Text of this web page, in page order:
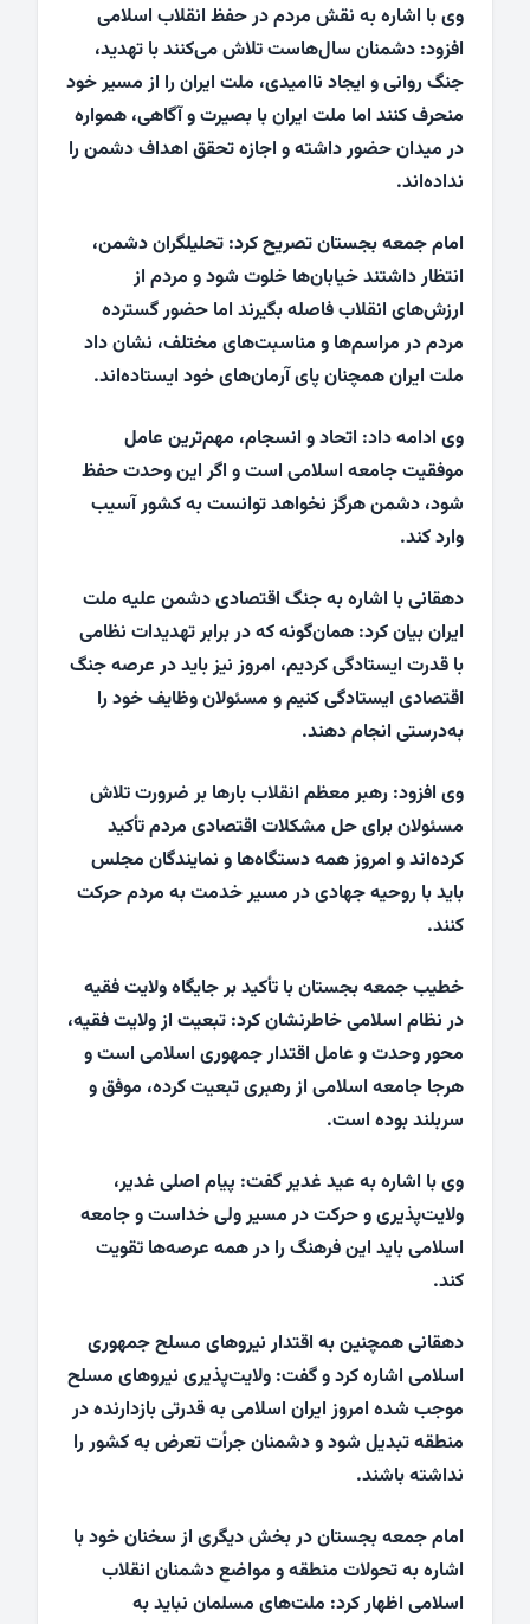
وی با اشاره به نقش مردم در حفظ انقلاب اسلامی
افزود: دشمنان سال‌هاست تلاش می‌کنند با تهدید،
جنگ روانی و ایجاد ناامیدی، ملت ایران را از مسیر خود
منحرف کنند اما ملت ایران با بصیرت و آگاهی، همواره
در میدان حضور داشته و اجازه تحقق اهداف دشمن را
نداده‌اند.
امام جمعه بجستان تصریح کرد: تحلیلگران دشمن،
انتظار داشتند خیابان‌ها خلوت شود و مردم از
ارزش‌های انقلاب فاصله بگیرند اما حضور گسترده
مردم در مراسم‌ها و مناسبت‌های مختلف، نشان داد
ملت ایران همچنان پای آرمان‌های خود ایستاده‌اند.
وی ادامه داد: اتحاد و انسجام، مهم‌ترین عامل
موفقیت جامعه اسلامی است و اگر این وحدت حفظ
شود، دشمن هرگز نخواهد توانست به کشور آسیب
وارد کند.
دهقانی با اشاره به جنگ اقتصادی دشمن علیه ملت
ایران بیان کرد: همان‌گونه که در برابر تهدیدات نظامی
با قدرت ایستادگی کردیم، امروز نیز باید در عرصه جنگ
اقتصادی ایستادگی کنیم و مسئولان وظایف خود را
به‌درستی انجام دهند.
وی افزود: رهبر معظم انقلاب بارها بر ضرورت تلاش
مسئولان برای حل مشکلات اقتصادی مردم تأکید
کرده‌اند و امروز همه دستگاه‌ها و نمایندگان مجلس
باید با روحیه جهادی در مسیر خدمت به مردم حرکت
کنند.
خطیب جمعه بجستان با تأکید بر جایگاه ولایت فقیه
در نظام اسلامی خاطرنشان کرد: تبعیت از ولایت فقیه،
محور وحدت و عامل اقتدار جمهوری اسلامی است و
هرجا جامعه اسلامی از رهبری تبعیت کرده، موفق و
سربلند بوده است.
وی با اشاره به عید غدیر گفت: پیام اصلی غدیر،
ولایت‌پذیری و حرکت در مسیر ولی خداست و جامعه
اسلامی باید این فرهنگ را در همه عرصه‌ها تقویت
کند.
دهقانی همچنین به اقتدار نیروهای مسلح جمهوری
اسلامی اشاره کرد و گفت: ولایت‌پذیری نیروهای مسلح
موجب شده امروز ایران اسلامی به قدرتی بازدارنده در
منطقه تبدیل شود و دشمنان جرأت تعرض به کشور را
نداشته باشند.
امام جمعه بجستان در بخش دیگری از سخنان خود با
اشاره به تحولات منطقه و مواضع دشمنان انقلاب
اسلامی اظهار کرد: ملت‌های مسلمان نباید به